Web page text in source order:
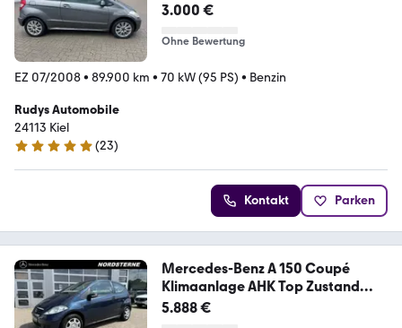
3.000 €
Ohne Bewertung
EZ 07/2008• 89.900 km • 70 kW (95 PS) • Benzin
Rudys Automobile
24113 Kiel
5 Sterne
(23)
Kontakt Parken
Mercedes-Benz A 150 Coupé
Klimaanlage AHK Top Zustand
Edition
5.888 €